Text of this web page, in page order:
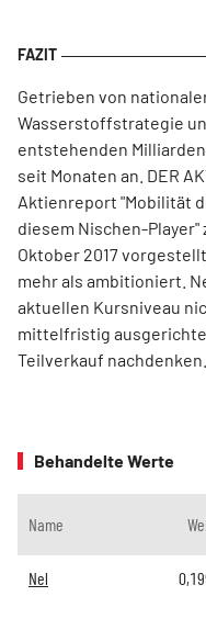
Getrieben von
Wasserstoffstrategie
entstehenden
seit Monaten an. DER
Aktienreport "Mobilität
diesem Nischen-Player"
Oktober 2017
mehr als ambitioniert.
aktuellen Kursniveau
mittelfristig
Teilverkauf nachdenken.
Behandelte Werte
Name
Nel